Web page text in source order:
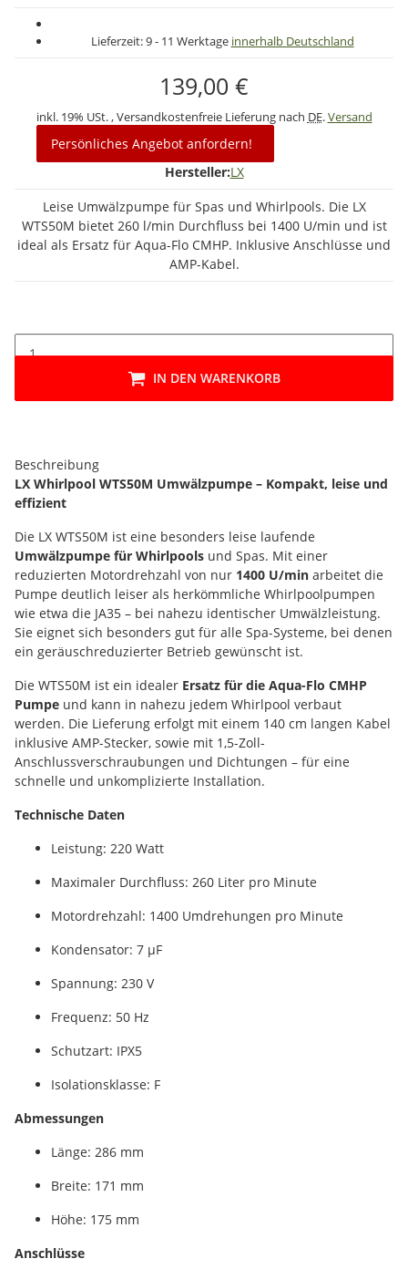
Lieferzeit:9 - 11 Werktage innerhalb Deutschland
139,00 €
inkl. 19% USt. , Versandkostenfreie Lieferung nach DE.Versand
Persönliches Angebot anfordern!
Hersteller:LX
Leise Umwälzpumpe für Spas und Whirlpools. Die LX
WTS50M bietet 260 l/min Durchfluss bei 1400 U/min und ist
ideal als Ersatz für Aqua-Flo CMHP. Inklusive Anschlüsse und
AMP-Kabel.
IN DEN WARENKORB
Beschreibung
LX Whirlpool WTS50M Umwälzpumpe – Kompakt, leise und
effizient
Die LX WTS50M ist eine besonders leise laufende
Umwälzpumpe für Whirlpools und Spas. Mit einer
reduzierten Motordrehzahl von nur 1400 U/min arbeitet die
Pumpe deutlich leiser als herkömmliche Whirlpoolpumpen
wie etwa die JA35 – bei nahezu identischer Umwälzleistung.
Sie eignet sich besonders gut für alle Spa-Systeme, bei denen
ein geräuschreduzierter Betrieb gewünscht ist.
Die WTS50M ist ein idealer Ersatz für die Aqua-Flo CMHP
Pumpe und kann in nahezu jedem Whirlpool verbaut
werden. Die Lieferung erfolgt mit einem 140 cm langen Kabel
inklusive AMP-Stecker, sowie mit 1,5-Zoll-
Anschlussverschraubungen und Dichtungen – für eine
schnelle und unkomplizierte Installation.
Technische Daten
Leistung: 220 Watt
Maximaler Durchfluss: 260 Liter pro Minute
Motordrehzahl: 1400 Umdrehungen pro Minute
Kondensator: 7 µF
Spannung: 230 V
Frequenz: 50 Hz
Schutzart: IPX5
Isolationsklasse: F
Abmessungen
Länge: 286 mm
Breite: 171 mm
Höhe: 175 mm
Anschlüsse